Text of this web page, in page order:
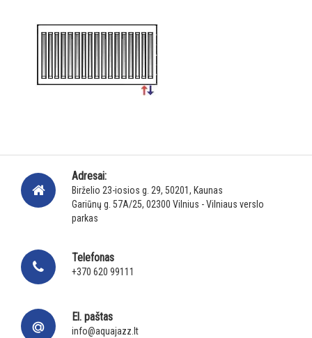
Adresai:
Birželio 23-iosios g. 29, 50201, Kaunas
Gariūnų g. 57A/25, 02300 Vilnius - Vilniaus verslo
parkas
Telefonas
+370 620 99111
El. paštas
info@aquajazz.lt